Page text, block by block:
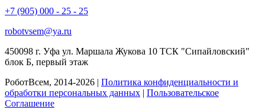
+7 (905) 000 - 25 - 25
robotvsem@ya.ru
450098 г. Уфа ул. Маршала Жукова 10 ТСК "Сипайловский"
блок Б, первый этаж
РоботВсем, 2014-2026 | Политика конфиденциальности и
обработки персональных данных | Пользовательское
Соглашение